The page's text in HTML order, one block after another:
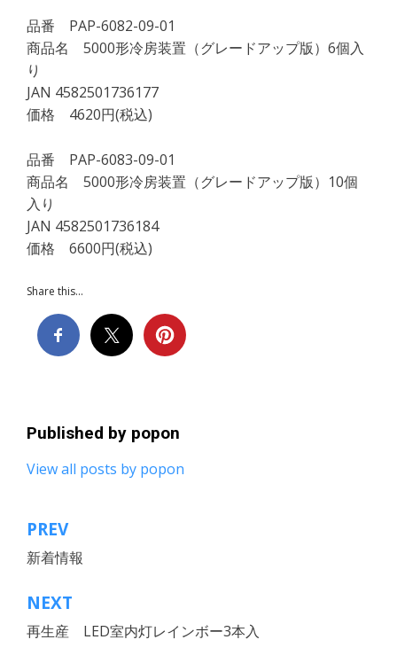
品番 PAP-6082-09-01
商品名 5000形冷房装置（グレードアップ版）6個入
り
JAN 4582501736177
価格 4620円(税込)
品番 PAP-6083-09-01
商品名 5000形冷房装置（グレードアップ版）10個
入り
JAN 4582501736184
価格 6600円(税込)
Share this...
Published by popon
View all posts by popon
投
稿
ナ
ビ
PREV
新着情報
NEXT
再生産 LED室内灯レインボー3本入